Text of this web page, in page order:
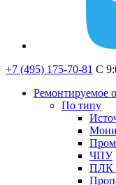
+7 (495) 175-70-81 C
Ремонтируемое
По типу
ЧПУ
ПЛК